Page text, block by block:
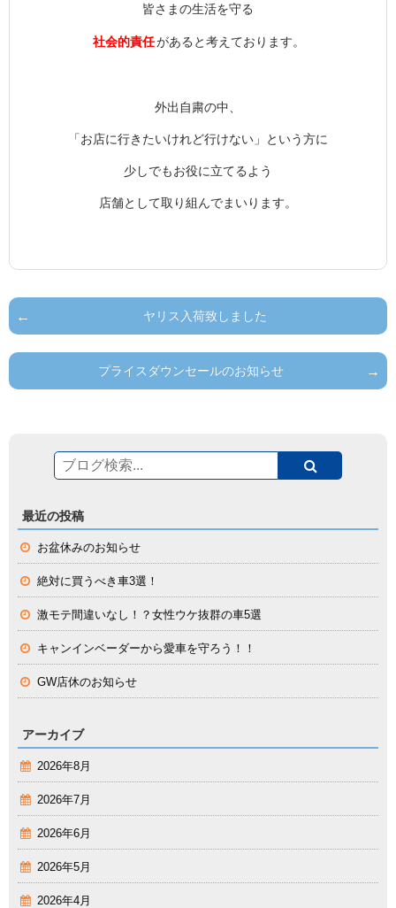
皆さまの生活を守る
社会的責任があると考えております。
外出自粛の中、
「お店に行きたいけれど行けない」という方に
少しでもお役に立てるよう
店舗として取り組んでまいります。
ヤリス入荷致しました
プライスダウンセールのお知らせ
最近の投稿
お盆休みのお知らせ
絶対に買うべき車3選！
激モテ間違いなし！？女性ウケ抜群の車5選
キャンインベーダーから愛車を守ろう！！
GW店休のお知らせ
アーカイブ
2026年8月
2026年7月
2026年6月
2026年5月
2026年4月